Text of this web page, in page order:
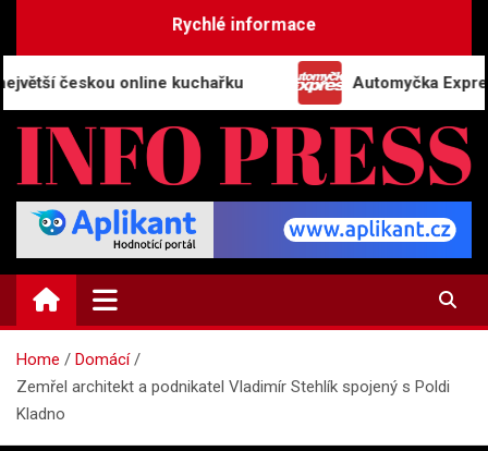
Rychlé informace
online kuchařku Automyčka Express
INFO-PRESS.CZ
Zpravodajský magazín
Home
Domácí
Zemřel architekt a podnikatel Vladimír Stehlík spojený s Poldi
Kladno